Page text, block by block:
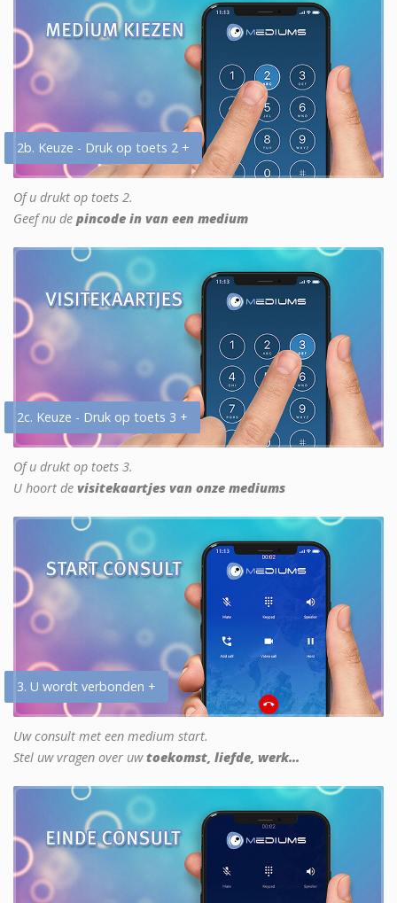
2b. Keuze - Druk op toets 2 +
Of u drukt op toets 2.
Geef nu de pincode in van een medium
2c. Keuze - Druk op toets 3 +
Of u drukt op toets 3.
U hoort de visitekaartjes van onze mediums
3. U wordt verbonden +
Uw consult met een medium start.
Stel uw vragen over uwtoekomst, liefde, werk...